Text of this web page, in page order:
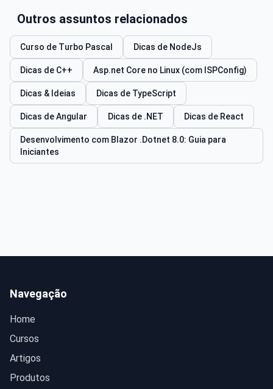
Outros assuntos relacionados
Curso de Turbo Pascal Dicas de NodeJs
Dicas de C++ Asp.net Core no Linux (com ISPConfig)
Dicas & Ideias Dicas de TypeScript
Dicas de Angular Dicas de .NET Dicas de React
Desenvolvimento com Blazor .Dotnet 8.0: Guia para
Iniciantes
Navegação
Home
Cursos
Artigos
Produtos